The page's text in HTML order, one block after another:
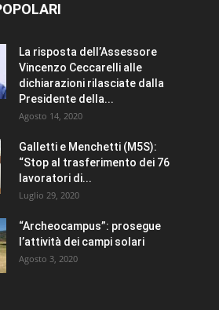
La risposta dell’Assessore
Vincenzo Ceccarelli alle
dichiarazioni rilasciate dalla
Presidente della...
Agosto 14, 2020
Galletti e Menchetti (M5S):
“Stop al trasferimento dei 76
lavoratori di...
Luglio 29, 2020
“Archeocampus”: prosegue
l’attività dei campi solari
Agosto 3, 2020